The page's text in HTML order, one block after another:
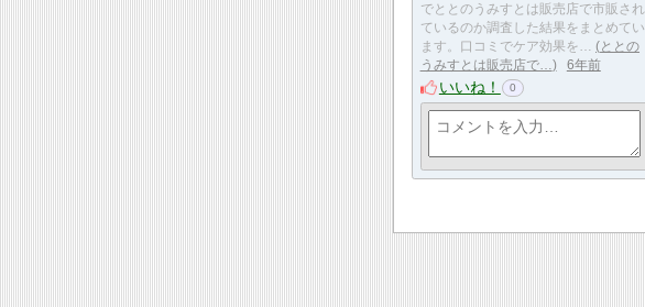
でととのうみすとは販売店で市販され
ているのか調査した結果をまとめてい
ます。口コミでケア効果を…
ととの
うみすとは販売店で…
6年前
いいね！ 0